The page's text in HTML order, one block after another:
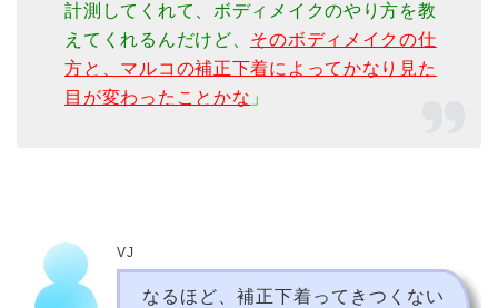
計測してくれて、ボディメイクのやり方を教
えてくれるんだけど、 そのボディメイクの仕
方と、マルコの補正下着によってかなり見た
目が変わったことかな 」
VJ
なるほど、補正下着ってきつくない